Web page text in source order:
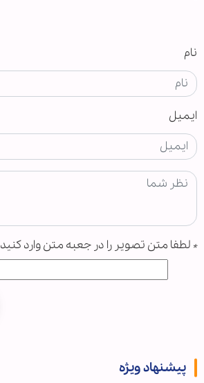
نام
ایمیل
* لطفا متن تصویر را در جعبه متن وارد کنید
پیشنهاد ویژه